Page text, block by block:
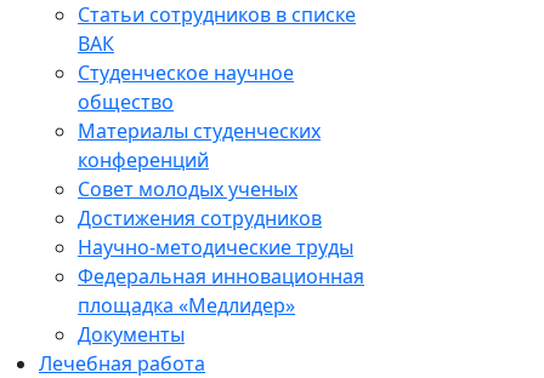
Статьи сотрудников в списке
ВАК
Студенческое научное
общество
Материалы студенческих
конференций
Совет молодых ученых
Достижения сотрудников
Научно-методические труды
Федеральная инновационная
площадка «Медлидер»
Документы
Лечебная работа